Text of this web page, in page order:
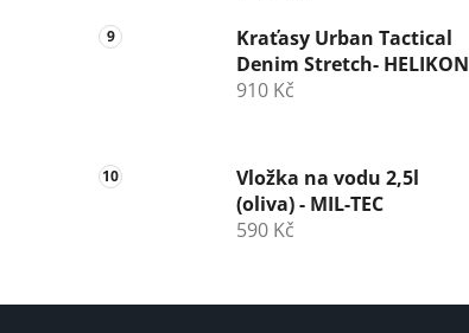
Kraťasy Urban Tactical
Denim Stretch- HELIKON
910 Kč
Vložka na vodu 2,5l
(oliva) - MIL-TEC
590 Kč